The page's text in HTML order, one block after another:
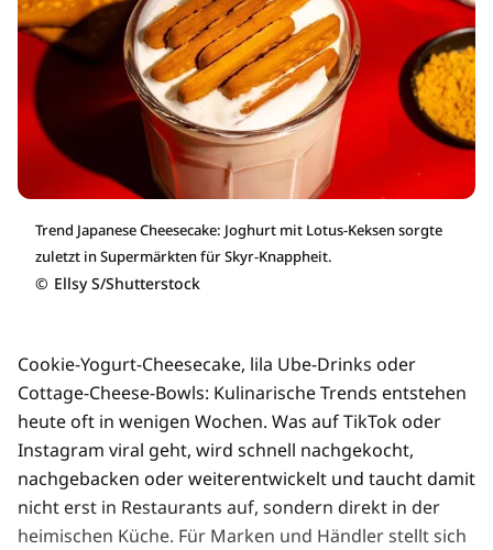
Trend Japanese Cheesecake: Joghurt mit Lotus-Keksen sorgte
zuletzt in Supermärkten für Skyr-Knappheit.
© Ellsy S/Shutterstock
Cookie-Yogurt-Cheesecake, lila Ube-Drinks oder
Cottage-Cheese-Bowls: Kulinarische Trends entstehen
heute oft in wenigen Wochen. Was auf TikTok oder
Instagram viral geht, wird schnell nachgekocht,
nachgebacken oder weiterentwickelt und taucht damit
nicht erst in Restaurants auf, sondern direkt in der
heimischen Küche. Für Marken und Händler stellt sich